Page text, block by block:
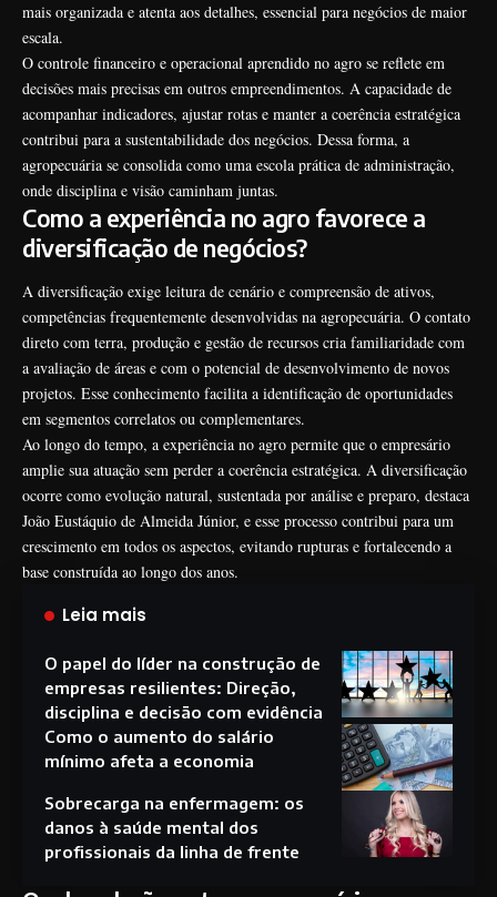
mais organizada e atenta aos detalhes, essencial para negócios de maior
escala.
O controle financeiro e operacional aprendido no agro se reflete em
decisões mais precisas em outros empreendimentos. A capacidade de
acompanhar indicadores, ajustar rotas e manter a coerência estratégica
contribui para a sustentabilidade dos negócios. Dessa forma, a
agropecuária se consolida como uma escola prática de administração,
onde disciplina e visão caminham juntas.
Como a experiência no agro favorece a
diversificação de negócios?
A diversificação exige leitura de cenário e compreensão de ativos,
competências frequentemente desenvolvidas na agropecuária. O contato
direto com terra, produção e gestão de recursos cria familiaridade com
a avaliação de áreas e com o potencial de desenvolvimento de novos
projetos. Esse conhecimento facilita a identificação de oportunidades
em segmentos correlatos ou complementares.
Ao longo do tempo, a experiência no agro permite que o empresário
amplie sua atuação sem perder a coerência estratégica. A diversificação
ocorre como evolução natural, sustentada por análise e preparo, destaca
João Eustáquio de Almeida Júnior, e esse processo contribui para um
crescimento em todos os aspectos, evitando rupturas e fortalecendo a
base construída ao longo dos anos.
Leia mais
O papel do líder na construção de
empresas resilientes: Direção,
disciplina e decisão com evidência
Como o aumento do salário
mínimo afeta a economia
Sobrecarga na enfermagem: os
danos à saúde mental dos
profissionais da linha de frente